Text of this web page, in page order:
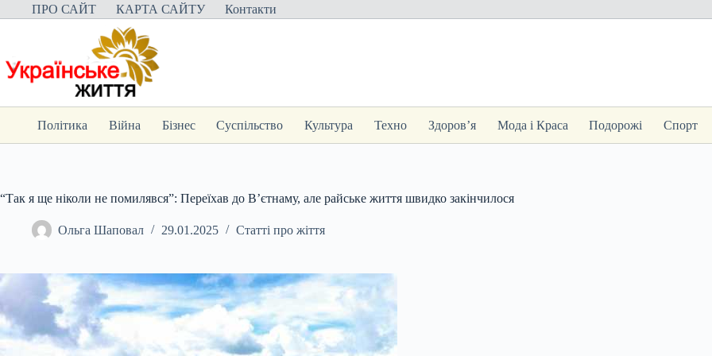
Перейти
до
ПРО САЙТ КАРТА САЙТУ Контакти
Політика Війна Бізнес Суспільство Культура Техно Здоров’я Мода і Краса Подорожі Спорт
“Так я ще ніколи не помилявся”: Переїхав до В’єтнаму, але райське життя швидко закінчилося
Ольга Шаповал 29.01.2025 Статті про жіття